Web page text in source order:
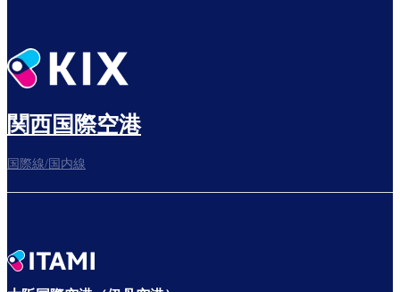
関西国際空港
国際線/国内線